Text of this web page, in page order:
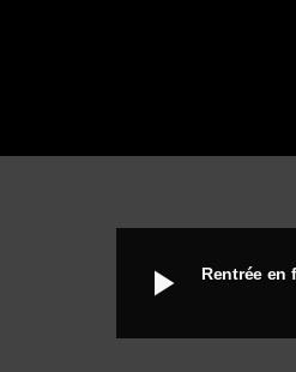
play_arrow